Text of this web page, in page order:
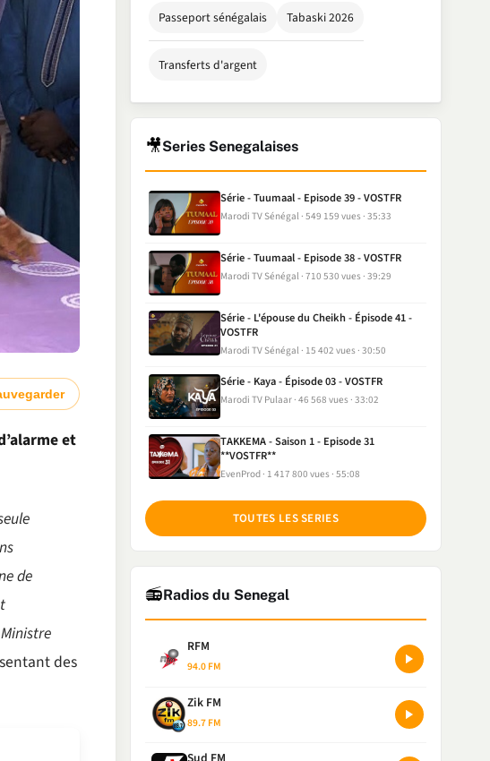
et
de
des
Passeport sénégalais Tabaski 2026
Transferts d'argent
🎥Series Senegalaises
Série - Tuumaal - Episode 39 - VOSTFR
Marodi TV Sénégal 549 159 vues 35:33
Série - Tuumaal - Episode 38 - VOSTFR
Marodi TV Sénégal 710 530 vues 39:29
Série - L'épouse du Cheikh - Épisode 41 -
VOSTFR
Marodi TV Sénégal 15 402 vues 30:50
Série - Kaya - Épisode 03 - VOSTFR
Marodi TV Pulaar 46 568 vues 33:02
TAKKEMA - Saison 1 - Episode 31
**VOSTFR**
EvenProd 1 417 800 vues 55:08
TOUTES LES SERIES
📻Radios du Senegal
RFM
94.0 FM
Zik FM
89.7 FM